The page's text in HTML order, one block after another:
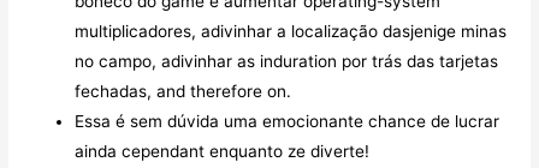
multiplicadores, adivinhar a localização dasjenige minas
no campo, adivinhar as induration por trás das tarjetas
fechadas, and therefore on.
Essa é sem dúvida uma emocionante chance de lucrar
ainda cependant enquanto ze diverte!